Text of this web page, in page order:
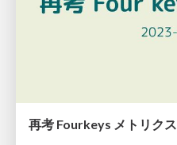
再考 Fourkeys メトリクス